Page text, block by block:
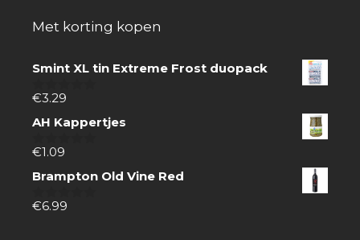
Met korting kopen
Smint XL tin Extreme Frost duopack
0
5
€3.29
AH Kappertjes
0
5
€1.09
Brampton Old Vine Red
0
€6.99